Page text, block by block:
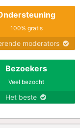
100% gratis
moderators
Bezoekers
Veel bezocht
Het beste